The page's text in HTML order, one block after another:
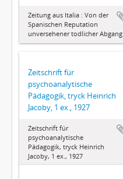
Zeitung aus Italia : Von der
Spanischen Reputation
unversehener todlicher Abgang
Zeitschrift für
psychoanalytische
Pädagogik, tryck Heinrich
Jacoby, 1 ex., 1927
Zeitschrift für
psychoanalytische
Pädagogik, tryck Heinrich
Jacoby, 1 ex., 1927